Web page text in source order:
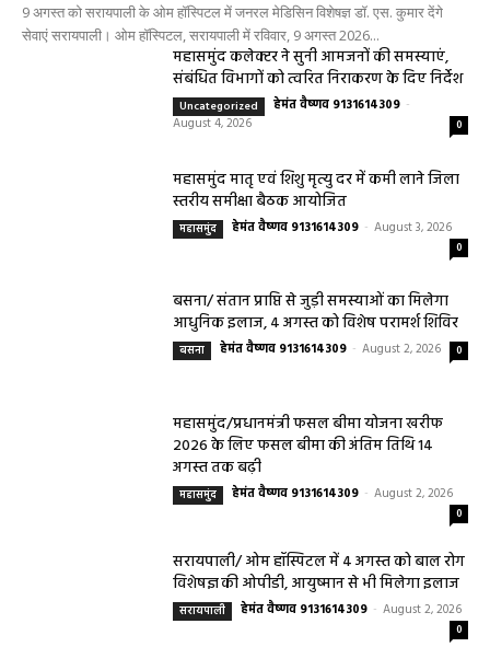
9 अगस्त को सरायपाली के ओम हॉस्पिटल में जनरल मेडिसिन विशेषज्ञ डॉ. एस. कुमार देंगे
सेवाएं सरायपाली। ओम हॉस्पिटल, सरायपाली में रविवार, 9 अगस्त 2026...
महासमुंद कलेक्टर ने सुनी आमजनों की समस्याएं,
संबंधित विभागों को त्वरित निराकरण के दिए निर्देश
Uncategorized हेमंत वैष्णव 9131614309 -
August 4, 2026
0
महासमुंद मातृ एवं शिशु मृत्यु दर में कमी लाने जिला
स्तरीय समीक्षा बैठक आयोजित
महासमुंद हेमंत वैष्णव 9131614309 - August 3, 2026
0
बसना/ संतान प्राप्ति से जुड़ी समस्याओं का मिलेगा
आधुनिक इलाज, 4 अगस्त को विशेष परामर्श शिविर
बसना हेमंत वैष्णव 9131614309 - August 2, 2026 0
महासमुंद/प्रधानमंत्री फसल बीमा योजना खरीफ
2026 के लिए फसल बीमा की अंतिम तिथि 14
अगस्त तक बढ़ी
महासमुंद हेमंत वैष्णव 9131614309 - August 2, 2026
0
सरायपाली/ ओम हॉस्पिटल में 4 अगस्त को बाल रोग
विशेषज्ञ की ओपीडी, आयुष्मान से भी मिलेगा इलाज
सरायपाली हेमंत वैष्णव 9131614309 - August 2, 2026
0